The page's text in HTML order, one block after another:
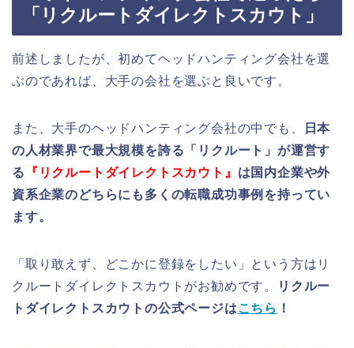
「リクルートダイレクトスカウト」
前述しましたが、初めてヘッドハンティング会社を選
ぶのであれば、大手の会社を選ぶと良いです。
また、大手のヘッドハンティング会社の中でも、
日本
の人材業界で最大規模を誇る「リクルート」が運営す
る
『リクルートダイレクトスカウト』 は国内企業や外
資系企業のどちらにも多くの転職成功事例を持ってい
ます。
「取り敢えず、どこかに登録をしたい」という方はリ
クルートダイレクトスカウトがお勧めです。
リクルー
トダイレクトスカウトの公式ページはこちら ！